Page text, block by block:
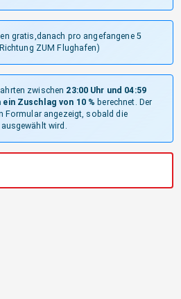
gratis,danach pro angefangene 5
ZUM Flughafen)
zwischen 23:00 Uhr und 04:59
Zuschlag von 10 % berechnet. Der
Formular angezeigt, sobald die
wird.